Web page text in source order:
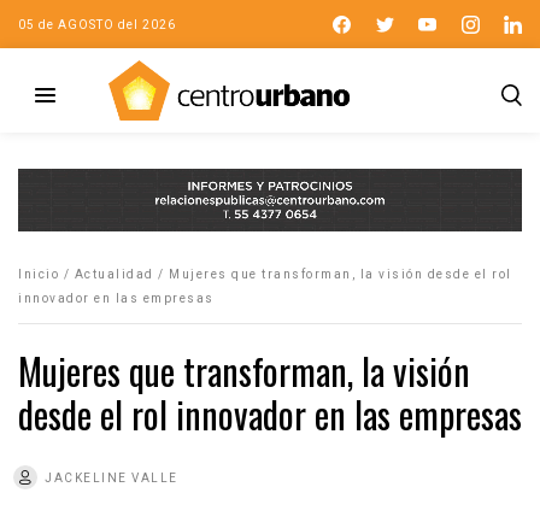
05 de AGOSTO del 2026
Inicio / Actualidad /
Mujeres que transforman, la visión desde el rol
innovador en las empresas
Mujeres que transforman, la visión
desde el rol innovador en las empresas
JACKELINE VALLE